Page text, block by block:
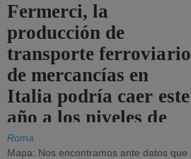
Fermerci, la
producción de
transporte ferroviario
de mercancías en
Italia podría caer este
año a los niveles de
2015.
Roma
Mapa: Nos encontramos ante datos que